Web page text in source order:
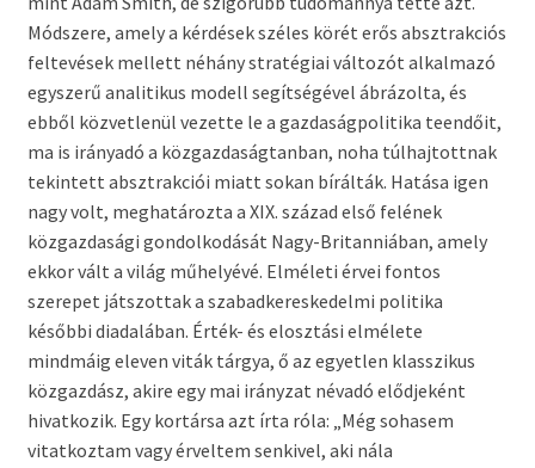
Módszere, amely a kérdések széles körét erős absztrakciós
feltevések mellett néhány stratégiai változót alkalmazó
egyszerű analitikus modell segítségével ábrázolta, és
ebből közvetlenül vezette le a gazdaságpolitika teendőit,
ma is irányadó a közgazdaságtanban, noha túlhajtottnak
tekintett absztrakciói miatt sokan bírálták. Hatása igen
nagy volt, meghatározta a XIX. század első felének
közgazdasági gondolkodását Nagy-Britanniában, amely
ekkor vált a világ műhelyévé. Elméleti érvei fontos
szerepet játszottak a szabadkereskedelmi politika
későbbi diadalában. Érték- és elosztási elmélete
mindmáig eleven viták tárgya, ő az egyetlen klasszikus
közgazdász, akire egy mai irányzat névadó elődjeként
hivatkozik. Egy kortársa azt írta róla: „Még sohasem
vitatkoztam vagy érveltem senkivel, aki nála